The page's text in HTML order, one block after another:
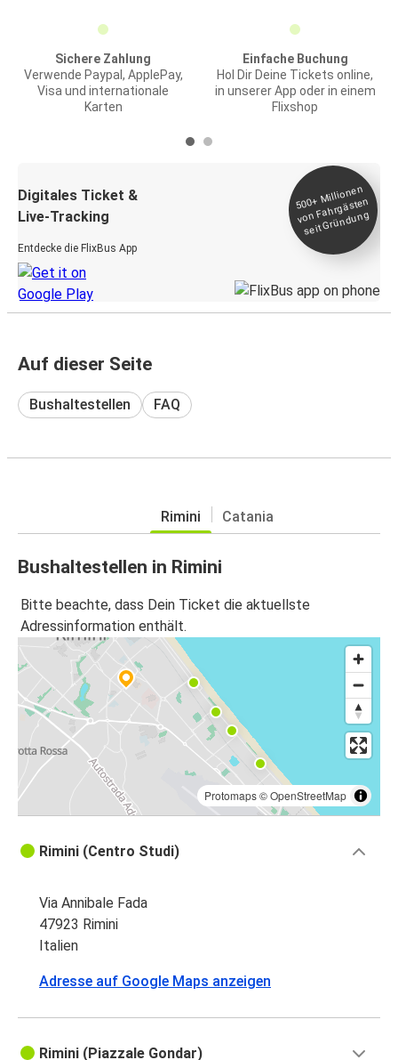
Sichere Zahlung
Verwende Paypal, ApplePay,
Visa und internationale
Karten
Einfache Buchung
Hol Dir Deine Tickets online,
in unserer App oder in einem
Flixshop
Digitales Ticket &
Live-Tracking
Entdecke die FlixBus App
500+
Millionen
von Fahrgästen
seit
Gründung
Auf dieser Seite
Bushaltestellen FAQ
Rimini Catania
Bushaltestellen in Rimini
Bitte beachte, dass Dein Ticket die aktuellste
Adressinformation enthält.
Protomaps©OpenStreetMap
Rimini (Centro Studi)
Via Annibale Fada
47923 Rimini
Italien
Adresse auf Google Maps anzeigen
Rimini (Piazzale Gondar)